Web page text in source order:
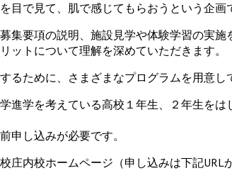
目で見て、肌で感じてもらおうという企画
集要項の説明、施設見学や体験学習の実施
ットについて理解を深めていただきます。
るために、さまざまなプログラムを用意し
進学を考えている高校１年生、２年生をは
申し込みが必要です。
内校ホームページ（申し込みは下記URL